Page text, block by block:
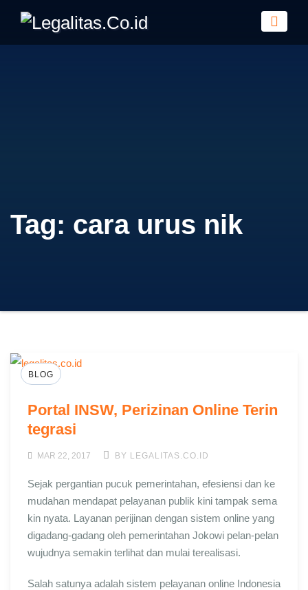
Tag: cara urus nik
BLOG
Portal INSW, Perizinan Online Terin
tegrasi
MAR 22, 2017 BY LEGALITAS.CO.ID
Sejak pergantian pucuk pemerintahan, efesiensi dan ke
mudahan mendapat pelayanan publik kini tampak sema
kin nyata. Layanan perijinan dengan sistem online yang
digadang-gadang oleh pemerintahan Jokowi pelan-pelan
wujudnya semakin terlihat dan mulai terealisasi.
Salah satunya adalah sistem pelayanan online Indonesia